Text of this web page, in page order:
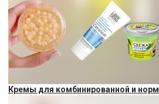
Кремы для комбинированной и